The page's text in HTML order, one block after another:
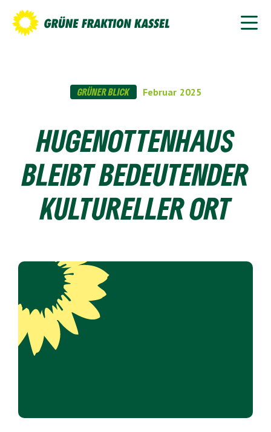
GRÜNER BLICK Februar 2025
HUGENOTTENHAUS
BLEIBT BEDEUTENDER
KULTURELLER ORT